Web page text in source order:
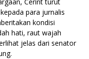
Cerint turut
para jurnalis
kondisi
hati, raut wajah
jelas dari senator